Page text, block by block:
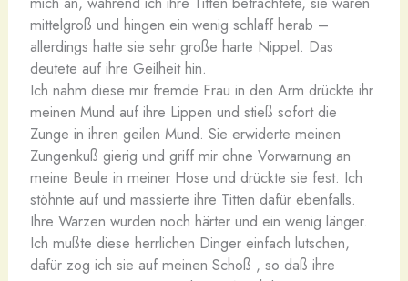
mittelgroß und hingen ein wenig schlaff herab –
allerdings hatte sie sehr große harte Nippel. Das
deutete auf ihre Geilheit hin.
Ich nahm diese mir fremde Frau in den Arm drückte ihr
meinen Mund auf ihre Lippen und stieß sofort die
Zunge in ihren geilen Mund. Sie erwiderte meinen
Zungenkuß gierig und griff mir ohne Vorwarnung an
meine Beule in meiner Hose und drückte sie fest. Ich
stöhnte auf und massierte ihre Titten dafür ebenfalls.
Ihre Warzen wurden noch härter und ein wenig länger.
Ich mußte diese herrlichen Dinger einfach lutschen,
dafür zog ich sie auf meinen Schoß , so daß ihre